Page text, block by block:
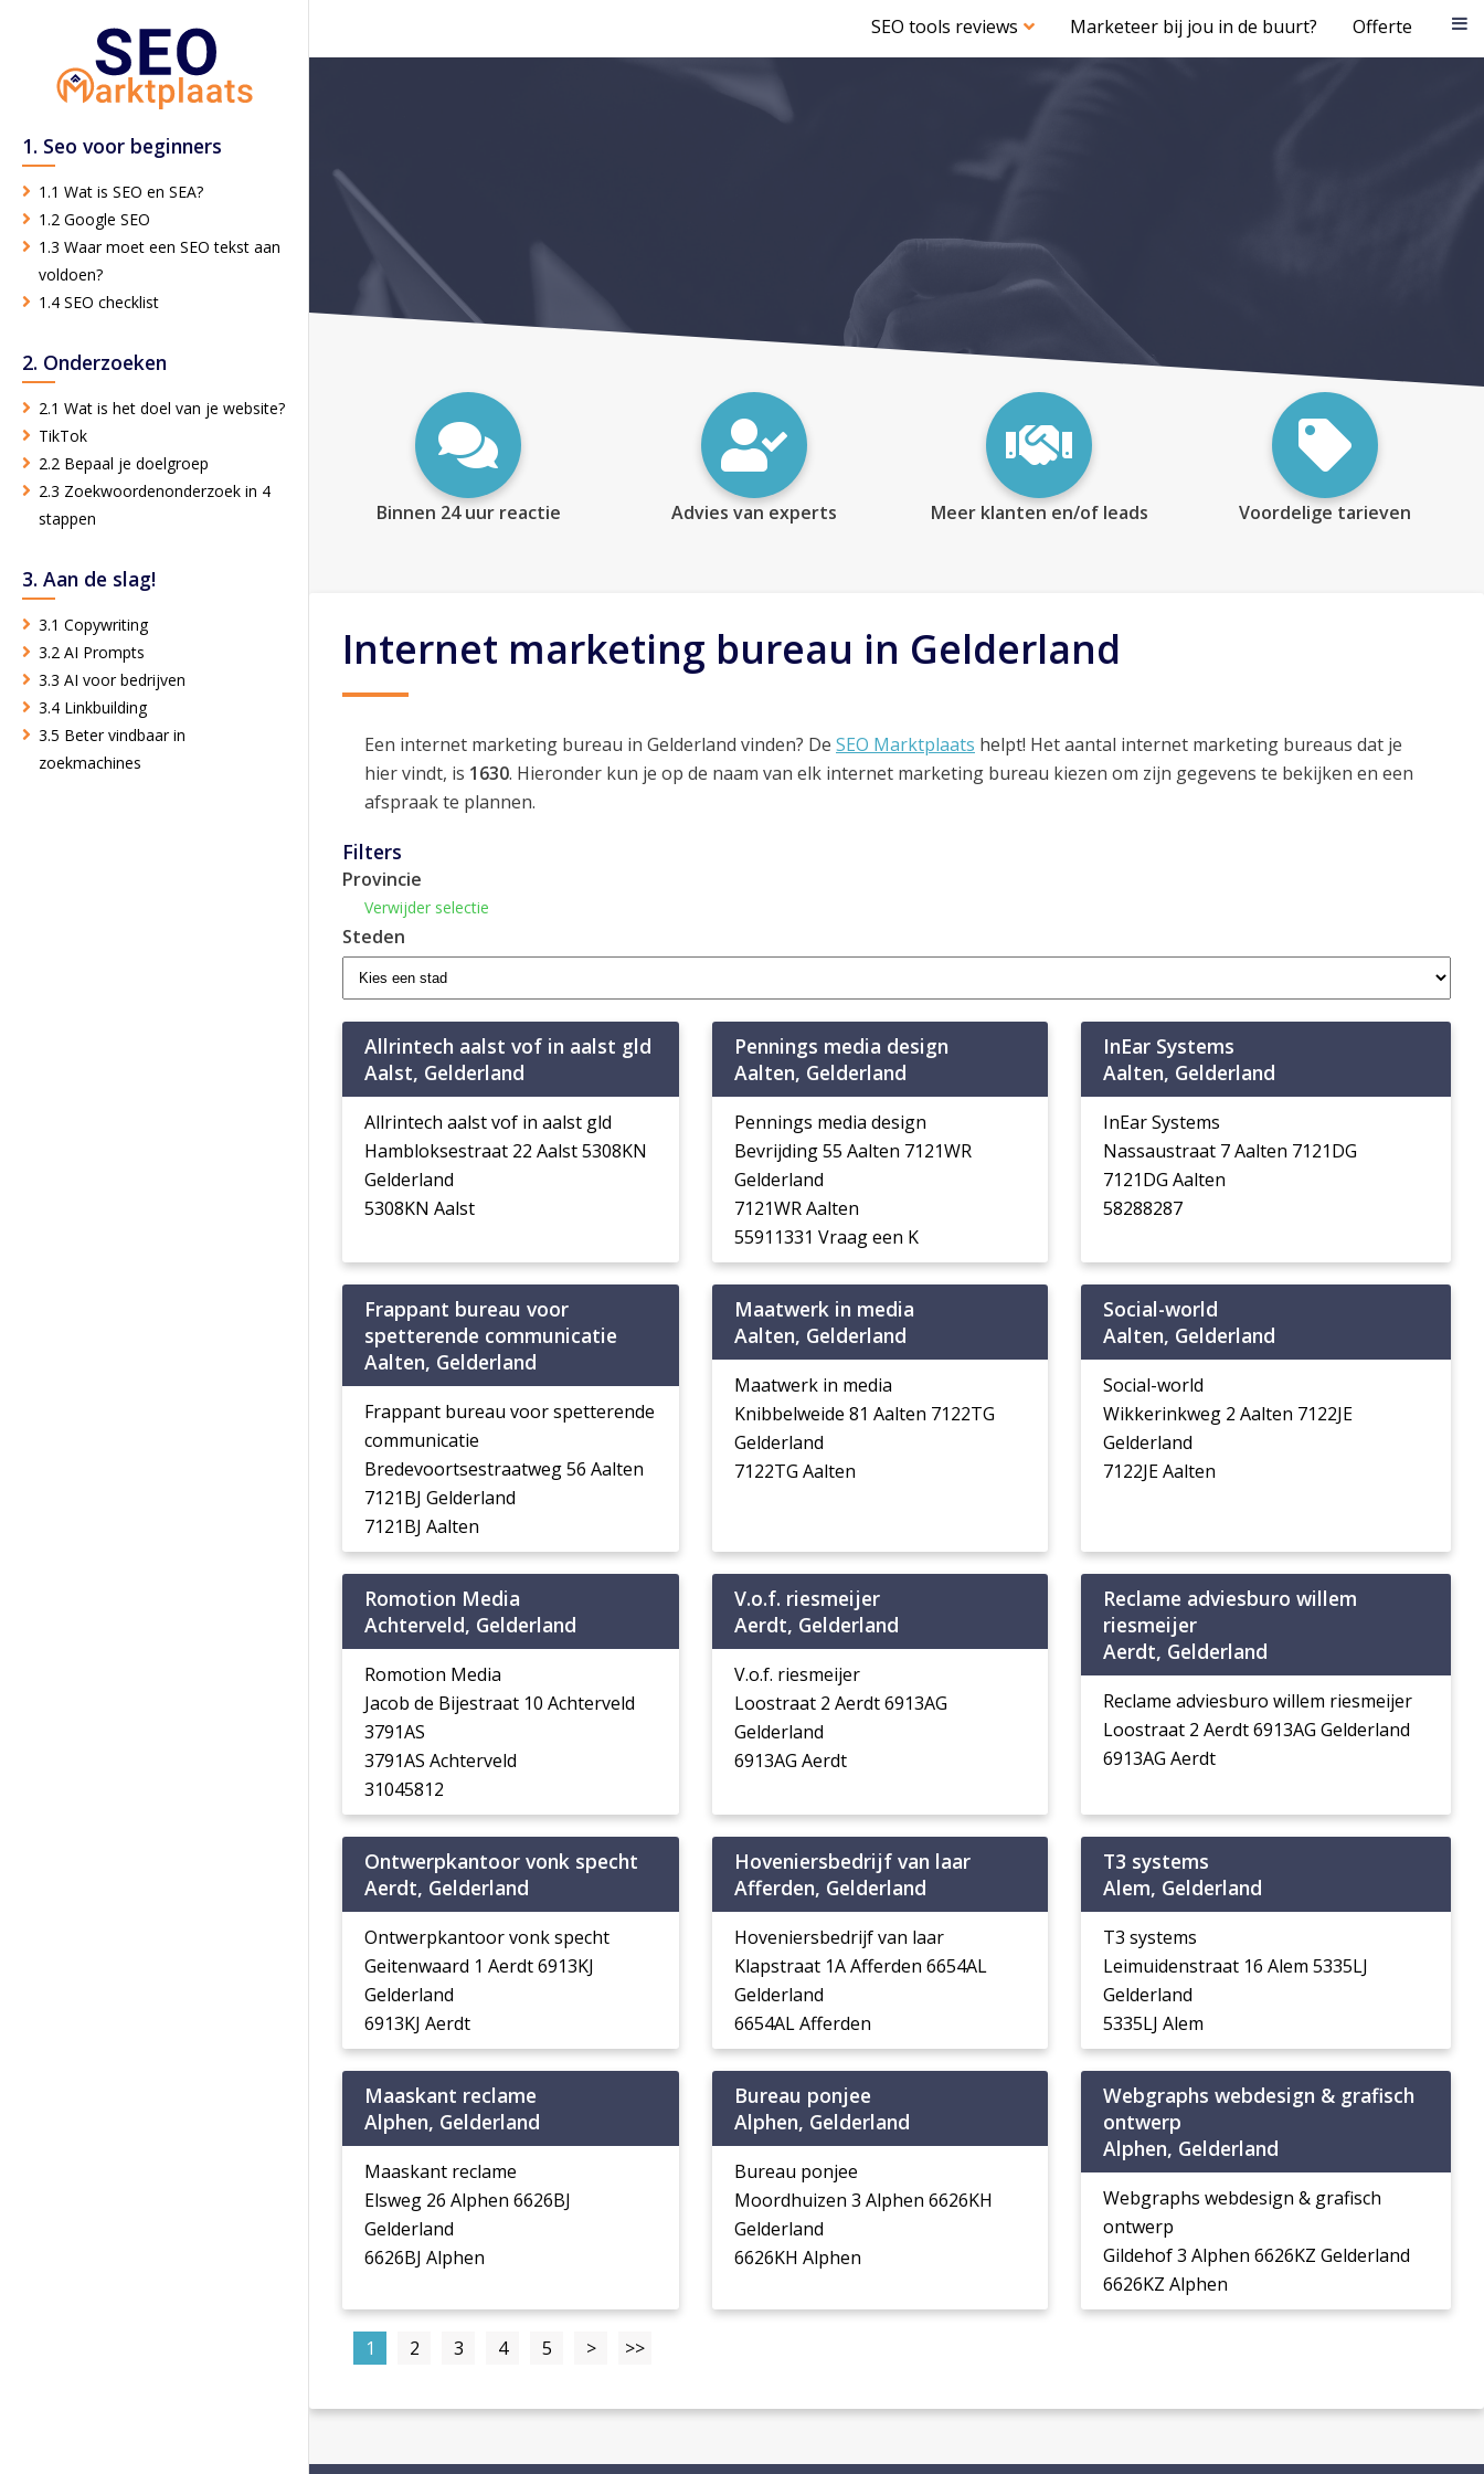
SEO tools reviews Marketeer bij jou in de buurt? Offerte
1. Seo voor beginners
1.1 Wat is SEO en SEA?
1.2 Google SEO
1.3 Waar moet een SEO tekst aan
voldoen?
1.4 SEO checklist
2. Onderzoeken
2.1 Wat is het doel van je website?
TikTok
2.2 Bepaal je doelgroep
2.3 Zoekwoordenonderzoek in 4
stappen
3. Aan de slag!
3.1 Copywriting
3.2 AI Prompts
3.3 AI voor bedrijven
3.4 Linkbuilding
3.5 Beter vindbaar in
zoekmachines
Binnen 24 uur reactie Advies van experts Meer klanten en/of leads Voordelige tarieven
Internet marketing bureau in Gelderland
Een internet marketing bureau in Gelderland vinden? De SEO Marktplaats helpt! Het aantal internet marketing bureaus dat je
hier vindt, is 1630. Hieronder kun je op de naam van elk internet marketing bureau kiezen om zijn gegevens te bekijken en een
afspraak te plannen.
Filters
Provincie
Verwijder selectie
Steden
Allrintech aalst vof in aalst gld
Aalst, Gelderland
Allrintech aalst vof in aalst gld
Hambloksestraat 22 Aalst 5308KN
Gelderland
5308KN Aalst
Pennings media design
Aalten, Gelderland
Pennings media design
Bevrijding 55 Aalten 7121WR
Gelderland
7121WR Aalten
55911331 Vraag een K
InEar Systems
Aalten, Gelderland
InEar Systems
Nassaustraat 7 Aalten 7121DG
7121DG Aalten
58288287
Frappant bureau voor
spetterende communicatie
Aalten, Gelderland
Frappant bureau voor spetterende
communicatie
Bredevoortsestraatweg 56 Aalten
7121BJ Gelderland
7121BJ Aalten
Maatwerk in media
Aalten, Gelderland
Maatwerk in media
Knibbelweide 81 Aalten 7122TG
Gelderland
7122TG Aalten
Social-world
Aalten, Gelderland
Social-world
Wikkerinkweg 2 Aalten 7122JE
Gelderland
7122JE Aalten
Romotion Media
Achterveld, Gelderland
Romotion Media
Jacob de Bijestraat 10 Achterveld
3791AS
3791AS Achterveld
31045812
V.o.f. riesmeijer
Aerdt, Gelderland
V.o.f. riesmeijer
Loostraat 2 Aerdt 6913AG
Gelderland
6913AG Aerdt
Reclame adviesburo willem
riesmeijer
Aerdt, Gelderland
Reclame adviesburo willem riesmeijer
Loostraat 2 Aerdt 6913AG Gelderland
6913AG Aerdt
Ontwerpkantoor vonk specht
Aerdt, Gelderland
Ontwerpkantoor vonk specht
Geitenwaard 1 Aerdt 6913KJ
Gelderland
6913KJ Aerdt
Hoveniersbedrijf van laar
Afferden, Gelderland
Hoveniersbedrijf van laar
Klapstraat 1A Afferden 6654AL
Gelderland
6654AL Afferden
T3 systems
Alem, Gelderland
T3 systems
Leimuidenstraat 16 Alem 5335LJ
Gelderland
5335LJ Alem
Maaskant reclame
Alphen, Gelderland
Maaskant reclame
Elsweg 26 Alphen 6626BJ
Gelderland
6626BJ Alphen
Bureau ponjee
Alphen, Gelderland
Bureau ponjee
Moordhuizen 3 Alphen 6626KH
Gelderland
6626KH Alphen
Webgraphs webdesign & grafisch
ontwerp
Alphen, Gelderland
Webgraphs webdesign & grafisch
ontwerp
Gildehof 3 Alphen 6626KZ Gelderland
6626KZ Alphen
1 2 3 4 5 > >>